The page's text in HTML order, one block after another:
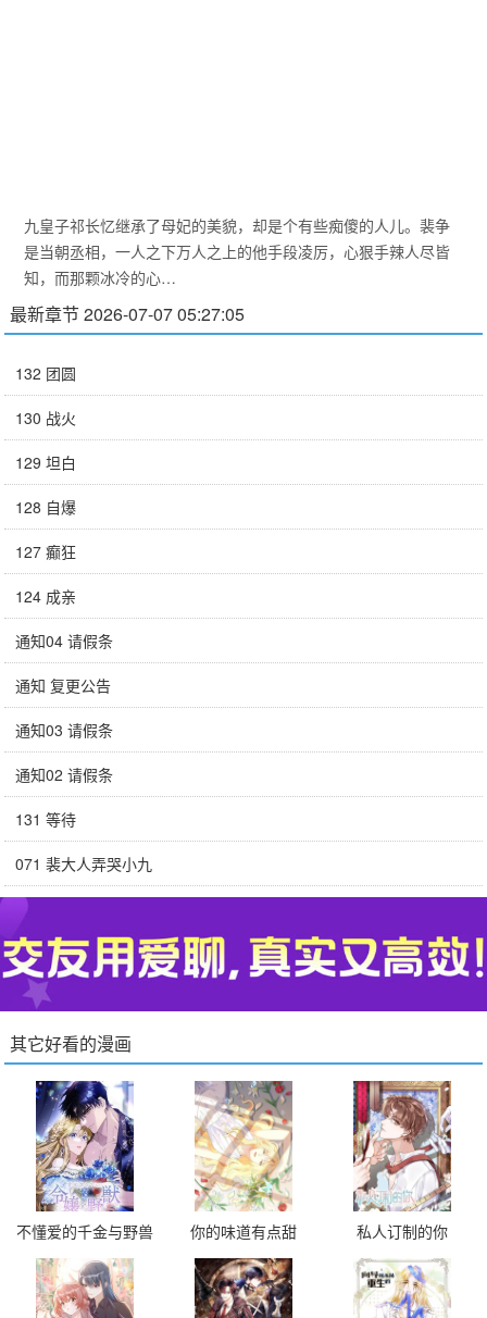
九皇子祁长忆继承了母妃的美貌，却是个有些痴傻的人儿。裴争
是当朝丞相，一人之下万人之上的他手段凌厉，心狠手辣人尽皆
知，而那颗冰冷的心…
最新章节 2026-07-07 05:27:05
132 团圆
130 战火
129 坦白
128 自爆
127 癫狂
124 成亲
通知04 请假条
通知 复更公告
通知03 请假条
通知02 请假条
131 等待
071 裴大人弄哭小九
其它好看的漫画
不懂爱的千金与野兽 你的味道有点甜 私人订制的你